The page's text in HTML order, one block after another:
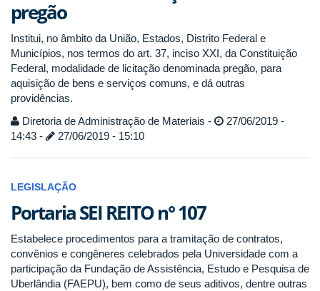
pregão
Institui, no âmbito da União, Estados, Distrito Federal e
Municípios, nos termos do art. 37, inciso XXI, da Constituição
Federal, modalidade de licitação denominada pregão, para
aquisição de bens e serviços comuns, e dá outras
providências.
Diretoria de Administração de Materiais -
27/06/2019 -
14:43 -
27/06/2019 - 15:10
LEGISLAÇÃO
Portaria SEI REITO n° 107
Estabelece procedimentos para a tramitação de contratos,
convênios e congêneres celebrados pela Universidade com a
participação da Fundação de Assistência, Estudo e Pesquisa de
Uberlândia (FAEPU), bem como de seus aditivos, dentre outras